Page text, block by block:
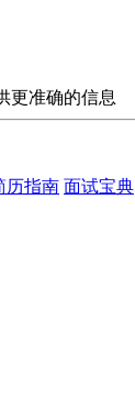
更准确的信息
历指南 面试宝典